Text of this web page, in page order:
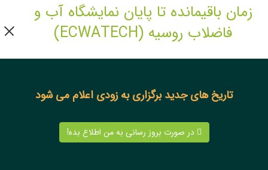
زمان باقیمانده تا پایان نمایشگاه آب و
فاضلاب روسیه (ECWATECH)
تاریخ های جدید برگزاری به زودی اعلام می شود
در صورت بروز رسانی به من اطلاع بده!